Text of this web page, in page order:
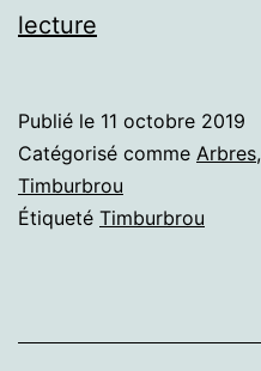
lecture
arbres
à
savoirs.
recherche
Publié le 11 octobre 2019
Catégorisé comme Arbres,
Timburbrou
Étiqueté Timburbrou